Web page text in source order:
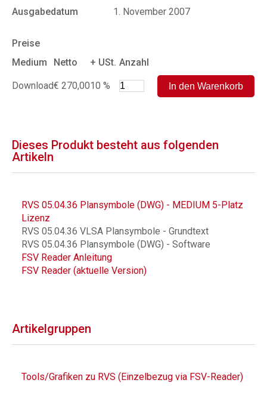
Ausgabedatum
1. November 2007
Preise
Medium
Netto + USt. Anzahl
Download€ 270,0010 %
Dieses Produkt besteht aus folgenden
Artikeln
RVS 05.04.36 Plansymbole (DWG) - MEDIUM 5-Platz
Lizenz
RVS 05.04.36 VLSA Plansymbole - Grundtext
RVS 05.04.36 Plansymbole (DWG) - Software
FSV Reader Anleitung
FSV Reader (aktuelle Version)
Artikelgruppen
Tools/Grafiken zu RVS (Einzelbezug via FSV-Reader)